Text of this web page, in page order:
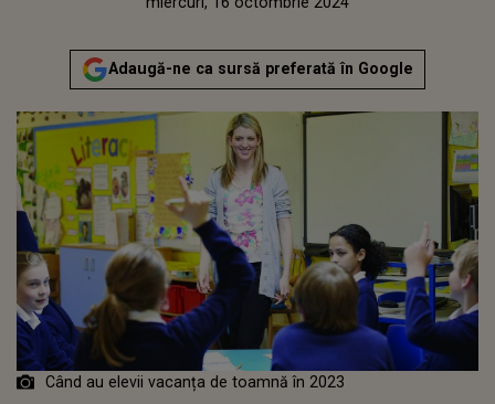
Adaugă-ne ca sursă preferată în Google
Când au elevii vacanța de toamnă în 2023